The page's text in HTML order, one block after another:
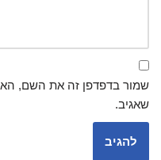
שמור בדפדפן זה את השם,
שאגיב.